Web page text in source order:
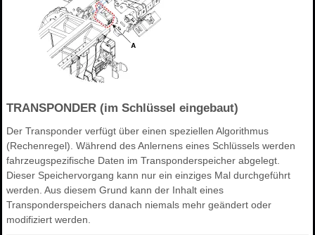
TRANSPONDER (im Schlüssel eingebaut)
Der Transponder verfügt über einen speziellen Algorithmus
(Rechenregel). Während des Anlernens eines Schlüssels werden
fahrzeugspezifische Daten im Transponderspeicher abgelegt.
Dieser Speichervorgang kann nur ein einziges Mal durchgeführt
werden. Aus diesem Grund kann der Inhalt eines
Transponderspeichers danach niemals mehr geändert oder
modifiziert werden.